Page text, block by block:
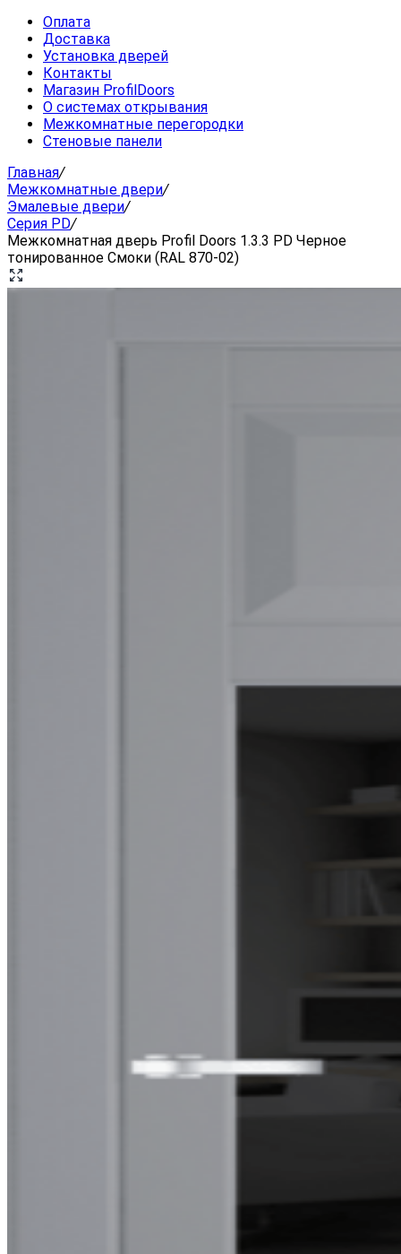
Оплата
Доставка
Установка дверей
Контакты
Магазин ProfilDoors
О системах открывания
Межкомнатные перегородки
Стеновые панели
Главная/
Межкомнатные двери/
Эмалевые двери/
Серия PD/
Межкомнатная дверь Profil Doors 1.3.3 PD Черное
тонированное Смоки (RAL 870-02)